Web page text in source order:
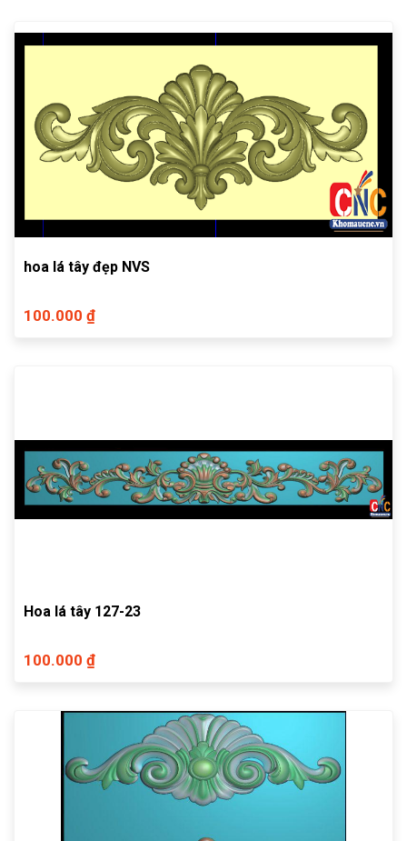
hoa lá tây đẹp NVS
100.000 ₫
Hoa lá tây 127-23
100.000 ₫